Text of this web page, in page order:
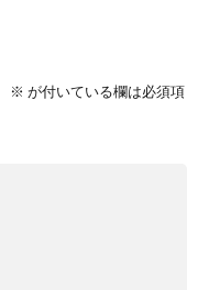
※ が付いている欄は必須項